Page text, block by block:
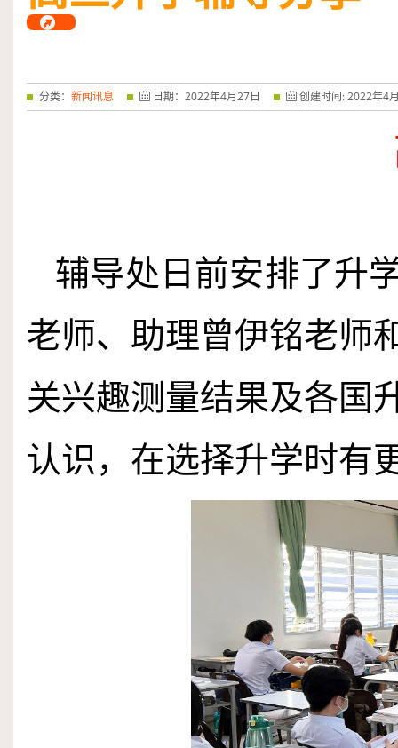
分类： 新闻讯息 日期： 2022年4月27日 创建时间:2022年4
辅导处日前安排了升
老师、助理曾伊铭老师
关兴趣测量结果及各国
认识，在选择升学时有